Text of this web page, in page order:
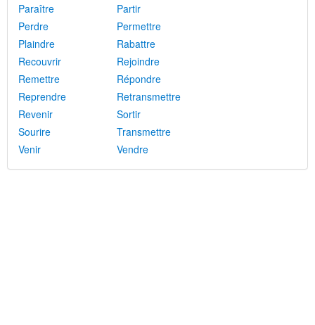
Paraître
Partir
Perdre
Permettre
Plaindre
Rabattre
Recouvrir
Rejoindre
Remettre
Répondre
Reprendre
Retransmettre
Revenir
Sortir
Sourire
Transmettre
Venir
Vendre